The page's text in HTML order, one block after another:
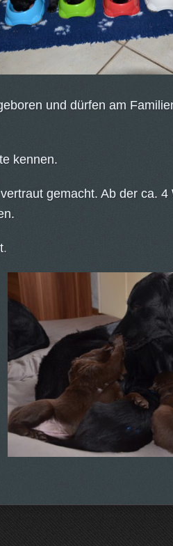
und dürfen am
kennen.
gemacht. Ab der ca.
.